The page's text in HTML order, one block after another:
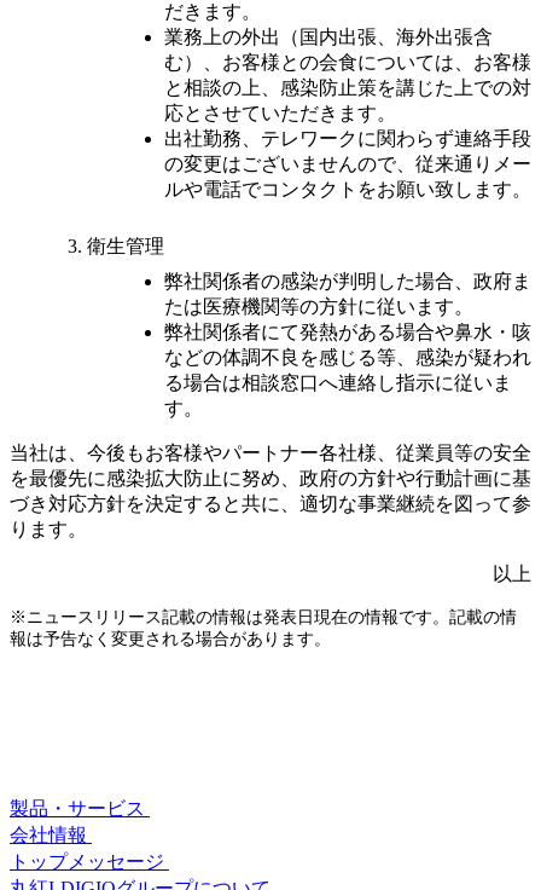
だきます。
業務上の外出（国内出張、海外出張含
む）、お客様との会食については、お客様
と相談の上、感染防止策を講じた上での対
応とさせていただきます。
出社勤務、テレワークに関わらず連絡手段
の変更はございませんので、従来通りメー
ルや電話でコンタクトをお願い致します。
衛生管理
弊社関係者の感染が判明した場合、政府ま
たは医療機関等の方針に従います。
弊社関係者にて発熱がある場合や鼻水・咳
などの体調不良を感じる等、感染が疑われ
る場合は相談窓口へ連絡し指示に従いま
す。
当社は、今後もお客様やパートナー各社様、従業員等の安全
を最優先に感染拡大防止に努め、政府の方針や行動計画に基
づき対応方針を決定すると共に、適切な事業継続を図って参
ります。
以上
※ニュースリリース記載の情報は発表日現在の情報です。記載の情
報は予告なく変更される場合があります。
製品・サービス
会社情報
トップメッセージ